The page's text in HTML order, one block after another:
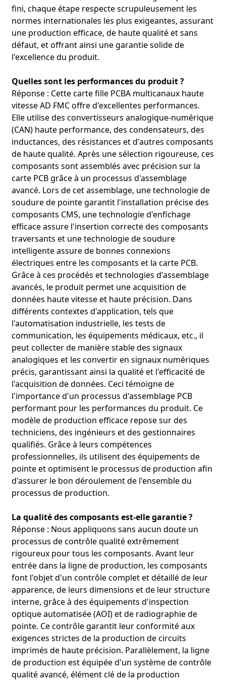
fini, chaque étape respecte scrupuleusement les
normes internationales les plus exigeantes, assurant
une production efficace, de haute qualité et sans
défaut, et offrant ainsi une garantie solide de
l'excellence du produit.
Quelles sont les performances du produit ?
Réponse : Cette carte fille PCBA multicanaux haute
vitesse AD FMC offre d'excellentes performances.
Elle utilise des convertisseurs analogique-numérique
(CAN) haute performance, des condensateurs, des
inductances, des résistances et d'autres composants
de haute qualité. Après une sélection rigoureuse, ces
composants sont assemblés avec précision sur la
carte PCB grâce à un processus d'assemblage
avancé. Lors de cet assemblage, une technologie de
soudure de pointe garantit l'installation précise des
composants CMS, une technologie d'enfichage
efficace assure l'insertion correcte des composants
traversants et une technologie de soudure
intelligente assure de bonnes connexions
électriques entre les composants et la carte PCB.
Grâce à ces procédés et technologies d'assemblage
avancés, le produit permet une acquisition de
données haute vitesse et haute précision. Dans
différents contextes d'application, tels que
l'automatisation industrielle, les tests de
communication, les équipements médicaux, etc., il
peut collecter de manière stable des signaux
analogiques et les convertir en signaux numériques
précis, garantissant ainsi la qualité et l'efficacité de
l'acquisition de données. Ceci témoigne de
l'importance d'un processus d'assemblage PCB
performant pour les performances du produit. Ce
modèle de production efficace repose sur des
techniciens, des ingénieurs et des gestionnaires
qualifiés. Grâce à leurs compétences
professionnelles, ils utilisent des équipements de
pointe et optimisent le processus de production afin
d'assurer le bon déroulement de l'ensemble du
processus de production.
La qualité des composants est-elle garantie ?
Réponse : Nous appliquons sans aucun doute un
processus de contrôle qualité extrêmement
rigoureux pour tous les composants. Avant leur
entrée dans la ligne de production, les composants
font l'objet d'un contrôle complet et détaillé de leur
apparence, de leurs dimensions et de leur structure
interne, grâce à des équipements d'inspection
optique automatisée (AOI) et de radiographie de
pointe. Ce contrôle garantit leur conformité aux
exigences strictes de la production de circuits
imprimés de haute précision. Parallèlement, la ligne
de production est équipée d'un système de contrôle
qualité avancé, élément clé de la production